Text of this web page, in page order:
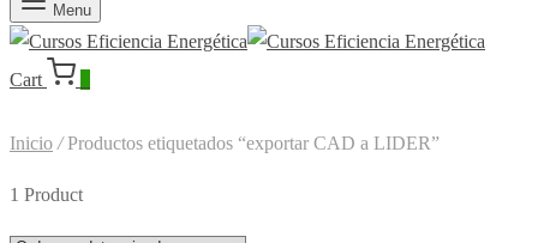
Menu
Cart
Inicio /Productos etiquetados “exportar CAD a LIDER”
1 Product